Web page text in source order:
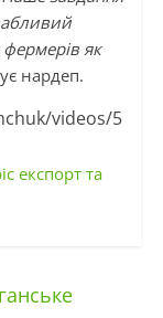
фермерів як
нардеп.
videos/5
експорт та